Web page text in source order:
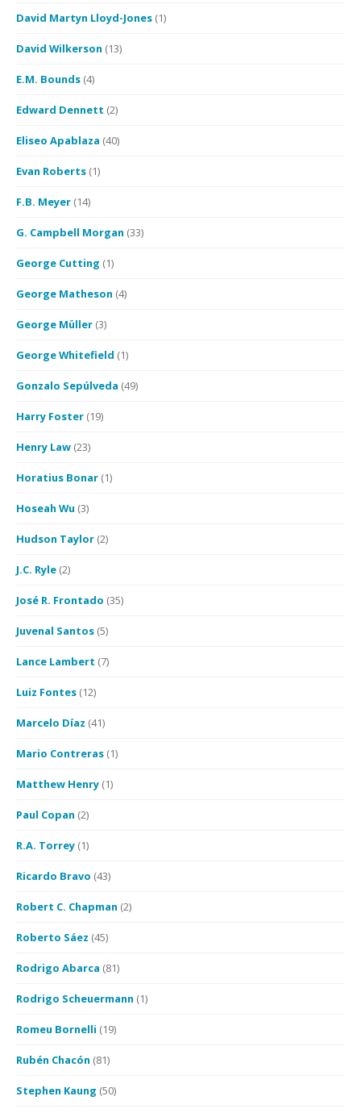
David Martyn Lloyd-Jones (1)
David Wilkerson (13)
E.M. Bounds (4)
Edward Dennett (2)
Eliseo Apablaza (40)
Evan Roberts (1)
F.B. Meyer (14)
G. Campbell Morgan (33)
George Cutting (1)
George Matheson (4)
George Müller (3)
George Whitefield (1)
Gonzalo Sepúlveda (49)
Harry Foster (19)
Henry Law (23)
Horatius Bonar (1)
Hoseah Wu (3)
Hudson Taylor (2)
J.C. Ryle (2)
José R. Frontado (35)
Juvenal Santos (5)
Lance Lambert (7)
Luiz Fontes (12)
Marcelo Díaz (41)
Mario Contreras (1)
Matthew Henry (1)
Paul Copan (2)
R.A. Torrey (1)
Ricardo Bravo (43)
Robert C. Chapman (2)
Roberto Sáez (45)
Rodrigo Abarca (81)
Rodrigo Scheuermann (1)
Romeu Bornelli (19)
Rubén Chacón (81)
Stephen Kaung (50)